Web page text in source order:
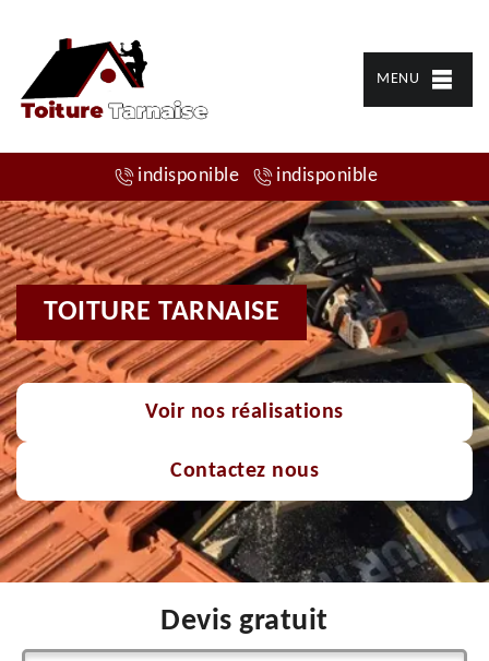
MENU
indisponible indisponible
TOITURE TARNAISE
Voir nos réalisations
Contactez nous
Devis gratuit